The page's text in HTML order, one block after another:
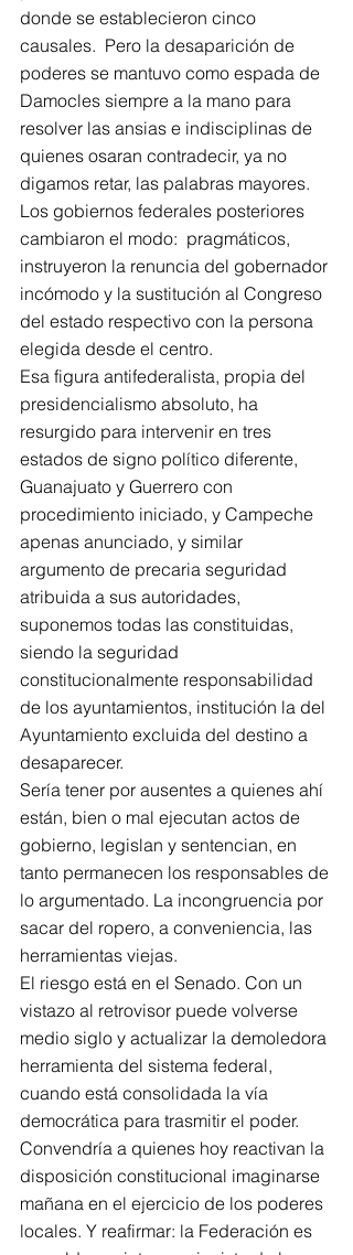
donde se establecieron cinco
causales.  Pero la desaparición de
poderes se mantuvo como espada de
Damocles siempre a la mano para
resolver las ansias e indisciplinas de
quienes osaran contradecir, ya no
digamos retar, las palabras mayores.
Los gobiernos federales posteriores
cambiaron el modo:  pragmáticos,
instruyeron la renuncia del gobernador
incómodo y la sustitución al Congreso
del estado respectivo con la persona
elegida desde el centro.
Esa figura antifederalista, propia del
presidencialismo absoluto, ha
resurgido para intervenir en tres
estados de signo político diferente,
Guanajuato y Guerrero con
procedimiento iniciado, y Campeche
apenas anunciado, y similar
argumento de precaria seguridad
atribuida a sus autoridades,
suponemos todas las constituidas,
siendo la seguridad
constitucionalmente responsabilidad
de los ayuntamientos, institución la del
Ayuntamiento excluida del destino a
desaparecer.
Sería tener por ausentes a quienes ahí
están, bien o mal ejecutan actos de
gobierno, legislan y sentencian, en
tanto permanecen los responsables de
lo argumentado. La incongruencia por
sacar del ropero, a conveniencia, las
herramientas viejas.
El riesgo está en el Senado. Con un
vistazo al retrovisor puede volverse
medio siglo y actualizar la demoledora
herramienta del sistema federal,
cuando está consolidada la vía
democrática para trasmitir el poder.
Convendría a quienes hoy reactivan la
disposición constitucional imaginarse
mañana en el ejercicio de los poderes
locales. Y reafirmar: la Federación es